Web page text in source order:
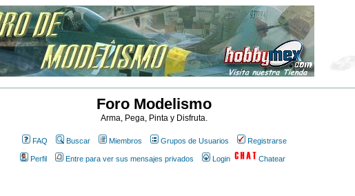
Foro Modelismo
Arma, Pega, Pinta y Disfruta.
FAQ Buscar Miembros Grupos de Usuarios Registrarse
Perfil Entre para ver sus mensajes privados Login Chatear